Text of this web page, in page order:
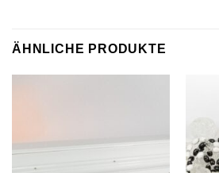
ÄHNLICHE PRODUKTE